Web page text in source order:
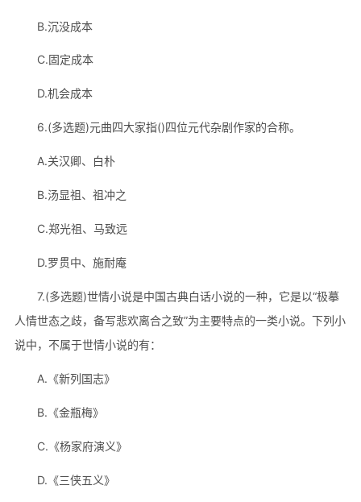
B.沉没成本
C.固定成本
D.机会成本
6.(多选题)元曲四大家指()四位元代杂剧作家的合称。
A.关汉卿、白朴
B.汤显祖、祖冲之
C.郑光祖、马致远
D.罗贯中、施耐庵
7.(多选题)世情小说是中国古典白话小说的一种，它是以“极摹
人情世态之歧，备写悲欢离合之致”为主要特点的一类小说。下列小
说中，不属于世情小说的有：
A.《新列国志》
B.《金瓶梅》
C.《杨家府演义》
D.《三侠五义》